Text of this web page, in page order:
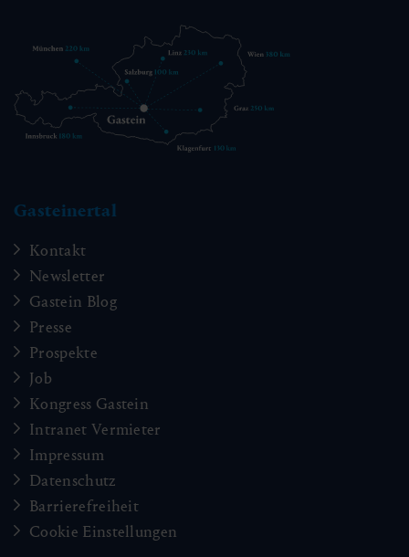
Gasteinertal
Kontakt
Newsletter
Gastein Blog
Presse
Prospekte
Job
Kongress Gastein
Intranet Vermieter
Impressum
Datenschutz
Barrierefreiheit
Cookie Einstellungen